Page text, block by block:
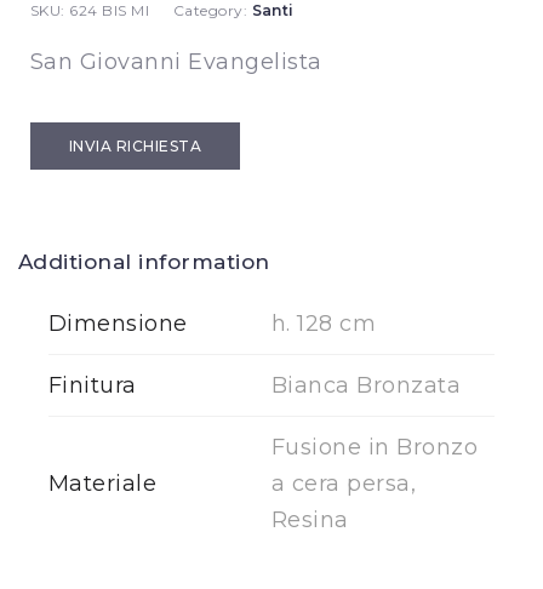
SKU: 624 BIS MI Category: Santi
San Giovanni Evangelista
INVIA RICHIESTA
Additional information
Dimensione h. 128 cm
Finitura Bianca Bronzata
Materiale
Fusione in Bronzo
a cera persa,
Resina